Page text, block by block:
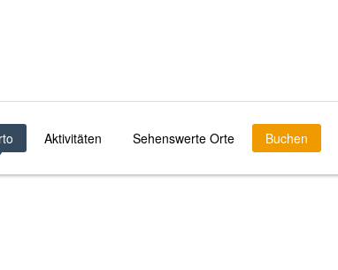
Aktivitäten Sehenswerte Orte Buchen